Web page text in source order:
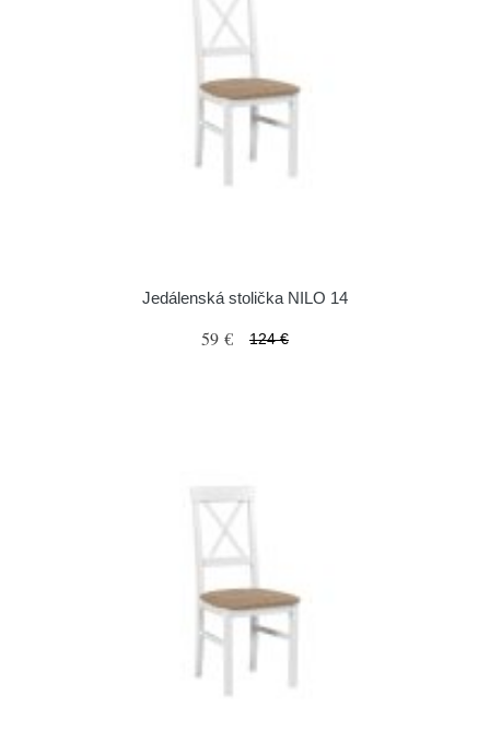
Jedálenská stolička NILO 14
59 € 124 €